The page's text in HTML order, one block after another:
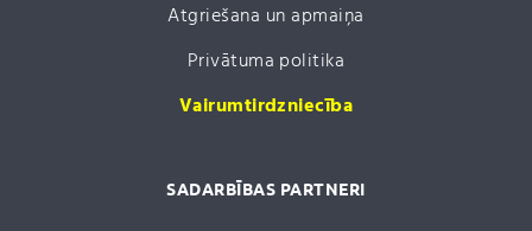
Atgriešana un apmaiņa
Privātuma politika
Vairumtirdzniecība
SADARBĪBAS PARTNERI